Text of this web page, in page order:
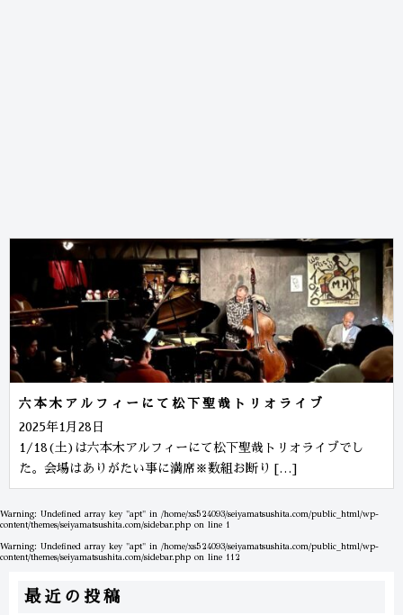
六本木アルフィーにて松下聖哉トリオライブ
2025年1月28日
1/18(土)は六本木アルフィーにて松下聖哉トリオライブでし
た。会場はありがたい事に満席※数組お断り […]
Warning: Undefined array key "apt" in /home/xs524093/seiyamatsushita.com/public_html/wp-
content/themes/seiyamatsushita.com/sidebar.php on line 1
Warning: Undefined array key "apt" in /home/xs524093/seiyamatsushita.com/public_html/wp-
content/themes/seiyamatsushita.com/sidebar.php on line 112
最近の投稿